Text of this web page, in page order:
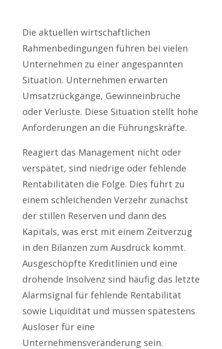
Die aktuellen wirtschaftlichen
Rahmenbedingungen führen bei vielen
Unternehmen zu einer angespannten
Situation. Unternehmen erwarten
Umsatzrückgänge, Gewinneinbrüche
oder Verluste. Diese Situation stellt hohe
Anforderungen an die Führungskräfte.
Reagiert das Management nicht oder
verspätet, sind niedrige oder fehlende
Rentabilitäten die Folge. Dies führt zu
einem schleichenden Verzehr zunächst
der stillen Reserven und dann des
Kapitals, was erst mit einem Zeitverzug
in den Bilanzen zum Ausdruck kommt.
Ausgeschöpfte Kreditlinien und eine
drohende Insolvenz sind häufig das letzte
Alarmsignal für fehlende Rentabilität
sowie Liquidität und müssen spätestens
Auslöser für eine
Unternehmensveränderung sein.